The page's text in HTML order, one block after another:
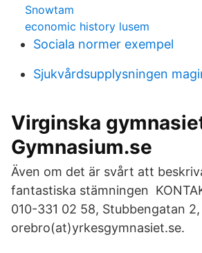
Snowtam
economic history lusem
Sociala normer exempel
Sjukvårdsupplysningen
Virginska
Gymnasium.se
Även om det är svårt att
fantastiska stämningen
010-331 02 58, Stubbengatan
orebro(at)yrkesgymnasiet.se.